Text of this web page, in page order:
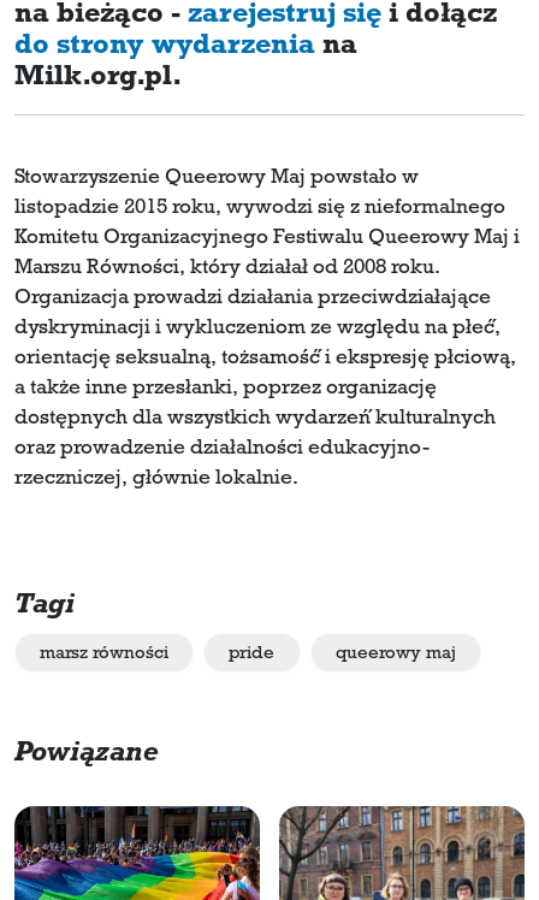
na bieżąco - zarejestruj się i dołącz
do strony wydarzenia na
Milk.org.pl.
Stowarzyszenie Queerowy Maj powstało w
listopadzie 2015 roku, wywodzi się z nieformalnego
Komitetu Organizacyjnego Festiwalu Queerowy Maj i
Marszu Równości, który działał od 2008 roku.
Organizacja prowadzi działania przeciwdziałające
dyskryminacji i wykluczeniom ze względu na płeć́,
orientację seksualną, tożsamość́ i ekspresję płciową,
a także inne przesłanki, poprzez organizację
dostępnych dla wszystkich wydarzeń́ kulturalnych
oraz prowadzenie działalności edukacyjno-
rzeczniczej, głównie lokalnie.
Tagi
marsz równości pride queerowy maj
Powiązane